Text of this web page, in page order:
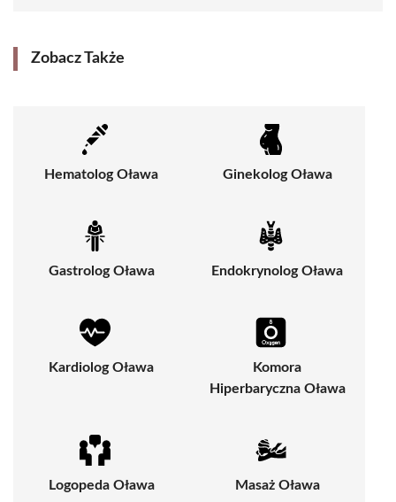
Zobacz Także
Hematolog Oława Ginekolog Oława
Gastrolog Oława Endokrynolog Oława
Kardiolog Oława
Komora
Hiperbaryczna Oława
Logopeda Oława Masaż Oława